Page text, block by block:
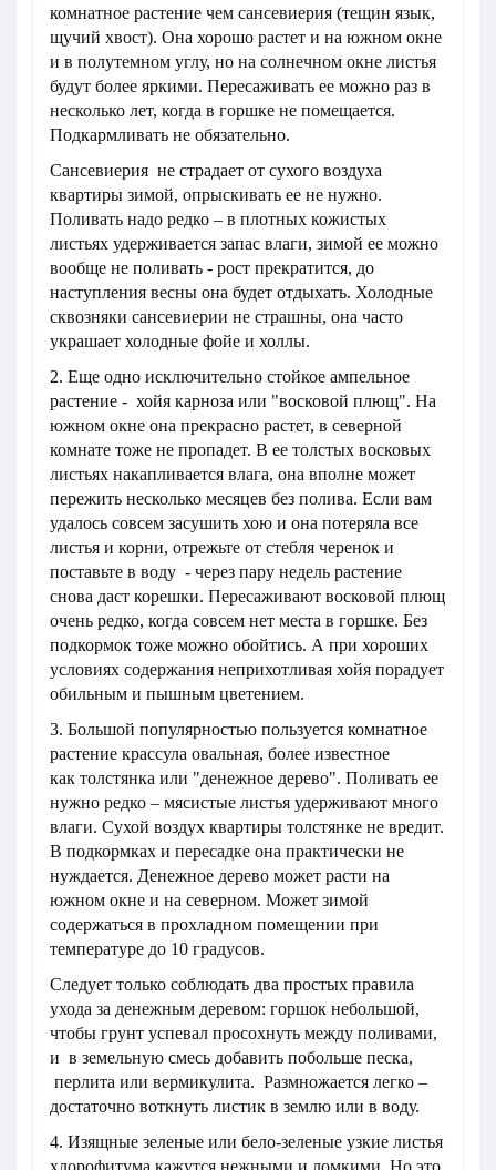
комнатное растение чем сансевиерия (тещин язык,
щучий хвост). Она хорошо растет и на южном окне
и в полутемном углу, но на солнечном окне листья
будут более яркими. Пересаживать ее можно раз в
несколько лет, когда в горшке не помещается.
Подкармливать не обязательно.
Сансевиерия не страдает от сухого воздуха
квартиры зимой, опрыскивать ее не нужно.
Поливать надо редко – в плотных кожистых
листьях удерживается запас влаги, зимой ее можно
вообще не поливать - рост прекратится, до
наступления весны она будет отдыхать. Холодные
сквозняки сансевиерии не страшны, она часто
украшает холодные фойе и холлы.
2. Еще одно исключительно стойкое ампельное
растение - хойя карноза или "восковой плющ". На
южном окне она прекрасно растет, в северной
комнате тоже не пропадет. В ее толстых восковых
листьях накапливается влага, она вполне может
пережить несколько месяцев без полива. Если вам
удалось совсем засушить хою и она потеряла все
листья и корни, отрежьте от стебля черенок и
поставьте в воду - через пару недель растение
снова даст корешки. Пересаживают восковой плющ
очень редко, когда совсем нет места в горшке. Без
подкормок тоже можно обойтись. А при хороших
условиях содержания неприхотливая хойя порадует
обильным и пышным цветением.
3. Большой популярностью пользуется комнатное
растение крассула овальная, более известное
как толстянка или "денежное дерево". Поливать ее
нужно редко – мясистые листья удерживают много
влаги. Сухой воздух квартиры толстянке не вредит.
В подкормках и пересадке она практически не
нуждается. Денежное дерево может расти на
южном окне и на северном. Может зимой
содержаться в прохладном помещении при
температуре до 10 градусов.
Следует только соблюдать два простых правила
ухода за денежным деревом: горшок небольшой,
чтобы грунт успевал просохнуть между поливами,
и в земельную смесь добавить побольше песка,
перлита или вермикулита. Размножается легко –
достаточно воткнуть листик в землю или в воду.
4. Изящные зеленые или бело-зеленые узкие листья